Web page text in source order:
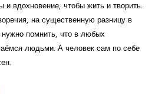
вдохновение, чтобы жить и творить.
на существенную разницу в
нужно помнить, что в любых
людьми. А человек сам по себе